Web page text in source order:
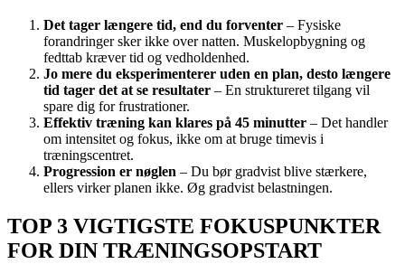
Det tager længere tid, end du forventer – Fysiske
forandringer sker ikke over natten. Muskelopbygning og
fedttab kræver tid og vedholdenhed.
Jo mere du eksperimenterer uden en plan, desto længere
tid tager det at se resultater – En struktureret tilgang vil
spare dig for frustrationer.
Effektiv træning kan klares på 45 minutter – Det handler
om intensitet og fokus, ikke om at bruge timevis i
træningscentret.
Progression er nøglen – Du bør gradvist blive stærkere,
ellers virker planen ikke. Øg gradvist belastningen.
TOP 3 VIGTIGSTE FOKUSPUNKTER
FOR DIN TRÆNINGSOPSTART